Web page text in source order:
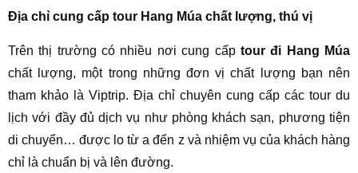
Địa chỉ cung cấp tour Hang Múa chất lượng, thú vị
Trên thị trường có nhiều nơi cung cấp tour đi Hang Múa
chất lượng, một trong những đơn vị chất lượng bạn nên
tham khảo là Viptrip. Địa chỉ chuyên cung cấp các tour du
lịch với đầy đủ dịch vụ như phòng khách sạn, phương tiện
di chuyển… được lo từ a đến z và nhiệm vụ của khách hàng
chỉ là chuẩn bị và lên đường.